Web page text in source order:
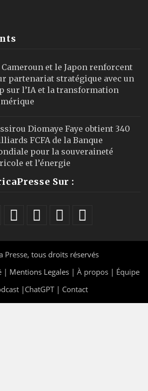
Cameroun et le Japon renforcent
partenariat stratégique avec un
sur l’IA et la transformation
Diomaye Faye obtient 340
FCFA de la Banque
pour la souveraineté
et l’énergie
Sur :
Presse, tous droits réservés
| Mentions Legales | À propos | Équipe
| ChatGPT| Contact